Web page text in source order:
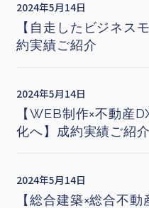
2024年5月14日
【自走したビジネス
約実績ご紹介
2024年5月14日
【WEB制作×不動産
化へ】成約実績ご紹介
2024年5月14日
【総合建築×総合不